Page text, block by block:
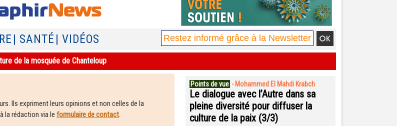
| SANTÉ | VIDÉOS
de la mosquée de Chanteloup
Ils expriment leurs opinions et non celles de la
la rédaction via le formulaire de contact.
Points de vue - Mohammed El Mahdi Krabch
Le dialogue avec l’Autre dans sa
pleine diversité pour diffuser la
culture de la paix (3/3)